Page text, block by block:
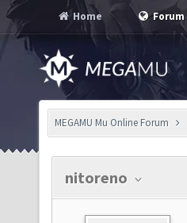
Home Forum
MEGAMU Mu Online Forum
nitoreno